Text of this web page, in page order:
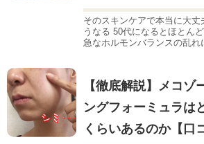
そのスキンケアで本当に大丈
うなる 50代になるとほとん
急なホルモンバランスの乱れ
【徹底解説】メコゾ
ングフォーミュラは
くらいあるのか【口